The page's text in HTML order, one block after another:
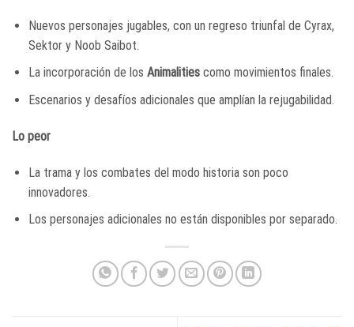
Nuevos personajes jugables, con un regreso triunfal de Cyrax,
Sektor y Noob Saibot.
La incorporación de los Animalitiescomo movimientos finales.
Escenarios y desafíos adicionales que amplían la rejugabilidad.
Lo peor
La trama y los combates del modo historia son poco
innovadores.
Los personajes adicionales no están disponibles por separado.